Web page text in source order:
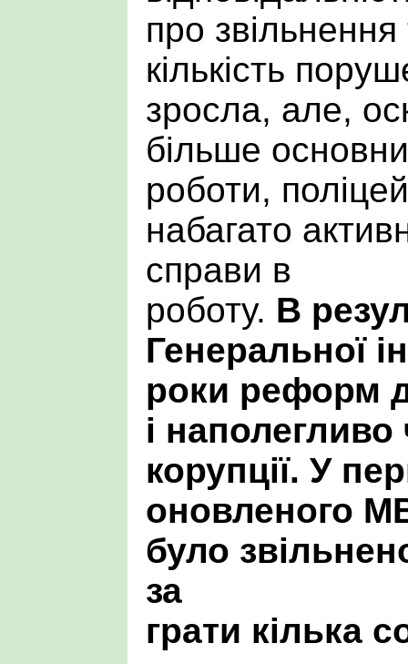
про звільнення
кількість
зросла, але,
більше
роботи,
набагато
справи в
роботу. В
Генеральної
роки реформ
і наполегливо
корупції. У
оновленого
було
за
грати кілька